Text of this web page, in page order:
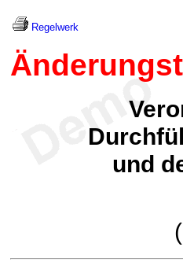
Regelwerk
und